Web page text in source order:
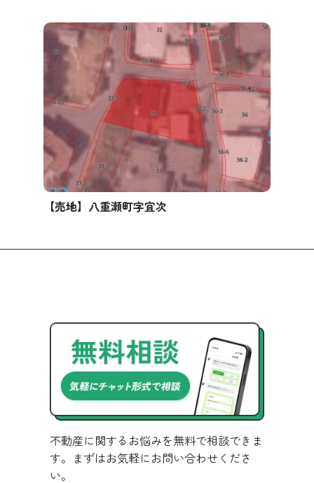
【売地】八重瀬町字宜次
不動産に関するお悩みを無料で相談できま
す。まずはお気軽にお問い合わせくださ
い。